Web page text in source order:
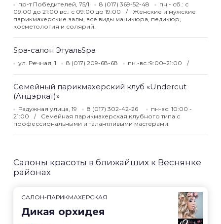
пр-т Победителей, 75/1 8 (017) 369-52-48
пн.- сб.: с
09:00 до 21:00 вс.: с 09:00 до 19:00
Женские и мужские
парикмахерские залы, все виды маникюра, педикюр,
косметология и солярий.
Spa-cалон ЭтуальSpa
ул. Речная, 1 8 (017) 209-68-68 пн.-вс.:9:00–21:00
Семейный парикмахерский клуб «Undercut
(Андэркат)»
Радужная улица, 19 8 (017) 302-42-26
пн-вс: 10:00 -
21:00
Семейная парикмахерская клубного типа с
профессиональными и талантливыми мастерами.
Салоны красоты в ближайших к Веснянке
районах
САЛОН-ПАРИКМАХЕРСКАЯ
Дикая орхидея